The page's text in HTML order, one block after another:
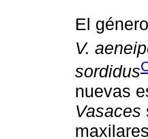
El género
V.
sordidus
nuevas
Vasaces